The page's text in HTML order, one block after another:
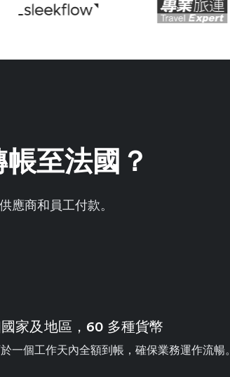
至法國？
應商和員工付款。
家及地區，60 多種貨幣
一個工作天內全額到帳，確保業務運作流暢。